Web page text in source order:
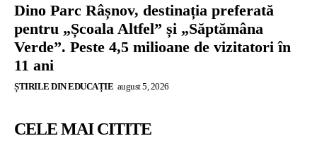
Dino Parc Râșnov, destinația preferată
pentru „Școala Altfel” și „Săptămâna
Verde”. Peste 4,5 milioane de vizitatori în
11 ani
ȘTIRILE DIN EDUCAȚIE august 5, 2026
CELE MAI CITITE